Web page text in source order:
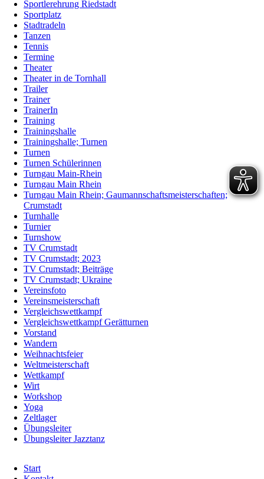
Sportlerehrung Riedstadt
Sportplatz
Stadtradeln
Tanzen
Tennis
Termine
Theater
Theater in de Tornhall
Trailer
Trainer
TrainerIn
Training
Trainingshalle
Trainingshalle; Turnen
Turnen
Turnen Schülerinnen
Turngau Main-Rhein
Turngau Main Rhein
Turngau Main Rhein; Gaumannschaftsmeisterschaften;
Crumstadt
Turnhalle
Turnier
Turnshow
TV Crumstadt
TV Crumstadt; 2023
TV Crumstadt; Beiträge
TV Crumstadt; Ukraine
Vereinsfoto
Vereinsmeisterschaft
Vergleichswettkampf
Vergleichswettkampf Gerätturnen
Vorstand
Wandern
Weihnachtsfeier
Weltmeisterschaft
Wettkampf
Wirt
Workshop
Yoga
Zeltlager
Übungsleiter
Übungsleiter Jazztanz
überspringen
Start